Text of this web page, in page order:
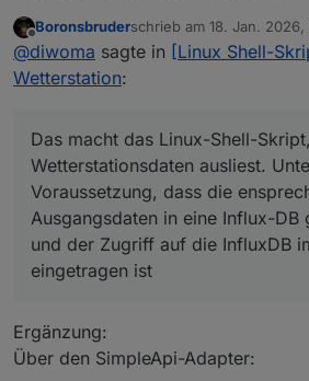
Ich brauch noch mal ein
den Datenpunkten bzw.
rumgespielt habe. Ich kriegs
zusammen.😢
Das macht das Linux-Shell-
Voraussetzung, dass die
Ausgangsdaten in eine Influx-
und der Zugriff auf die
ist
Offline
Boronsbruderschrieb am 18. Jan.
zuletzt editiert von
@diwoma sagte in [Linux Shell-
Wetterstation:
Das macht das Linux-Shell-
Wetterstationsdaten ausliest.
Voraussetzung, dass die
Ausgangsdaten in eine Influx-DB
und der Zugriff auf die InfluxDB
eingetragen ist
Ergänzung:
Über den SimpleApi-Adapter: